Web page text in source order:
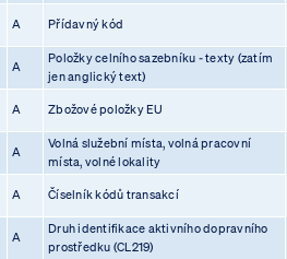
A Přídavný kód
A
Položky celního sazebníku - texty (zatím
jen anglický text)
A Zbožové položky EU
A
Volná služební místa, volná pracovní
místa, volné lokality
A Číselník kódů transakcí
A
Druh identifikace aktivního dopravního
prostředku (CL219)